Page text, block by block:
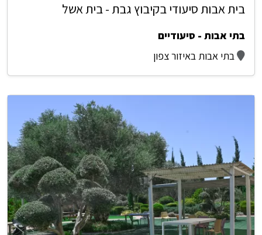
בית אבות סיעודי בקיבוץ גבת - בית אשל
בתי אבות - סיעודיים
בתי אבות באיזור צפון